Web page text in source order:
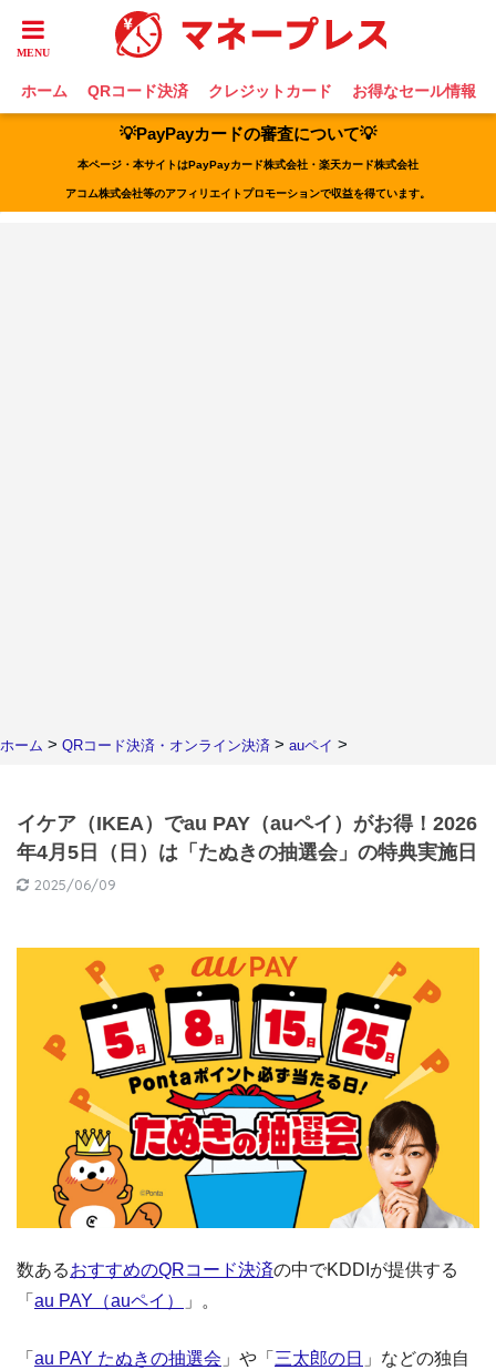
ホーム QRコード決済 クレジットカード お得なセール情報
💡PayPayカードの審査について💡
本ページ・本サイトはPayPayカード株式会社・楽天カード株式会社
アコム株式会社等のアフィリエイトプロモーションで収益を得ています。
ホーム > QRコード決済・オンライン決済 > auペイ >
イケア（IKEA）でau PAY（auペイ）がお得！2026
年4月5日（日）は「たぬきの抽選会」の特典実施日
2025/06/09
数あるおすすめのQRコード決済の中でKDDIが提供する
「 au PAY（auペイ） 」。
「 au PAY たぬきの抽選会 」や「 三太郎の日 」などの独自